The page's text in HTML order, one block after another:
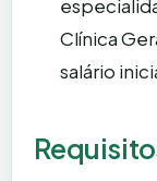
Clínica
salário